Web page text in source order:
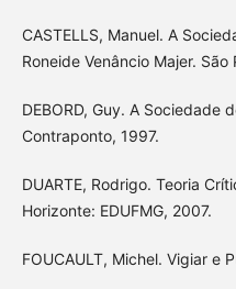
CASTELLS, Manuel. A
Roneide Venâncio Majer.
DEBORD, Guy. A Sociedade
Contraponto, 1997.
DUARTE, Rodrigo. Teoria
Horizonte: EDUFMG, 2007.
FOUCAULT, Michel. Vigiar e